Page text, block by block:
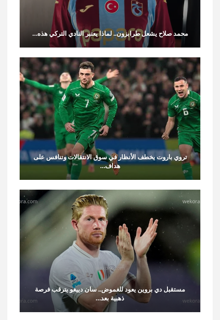
محمد صلاح يشعل طرابزون.. لماذا يعتبر النادي التركي هذه…
تروي باروت يخطف الأنظار في سوق الانتقالات وتنافس على
هداف…
مستقبل دي بروين يعود للغموض.. سان دييغو يترقب فرصة
ذهبية بعد…